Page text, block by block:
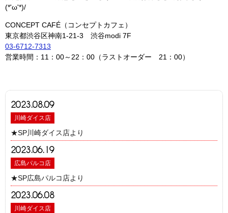
2023.08.09
川崎ダイス店
★SP川崎ダイス店より
2023.06.19
広島パルコ店
★SP広島パルコ店より
2023.06.08
川崎ダイス店
(*'ω'*)/
CONCEPT CAFÉ（コンセプトカフェ）
東京都渋谷区神南1-21-3 渋谷modi 7F
03-6712-7313
営業時間：11：00～22：00（ラストオーダー 21：00）